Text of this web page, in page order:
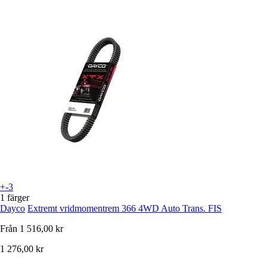
+-3
1 färger
Dayco Extremt vridmomentrem 366 4WD Auto Trans. FIS
Från 1 516,00 kr
1 276,00 kr